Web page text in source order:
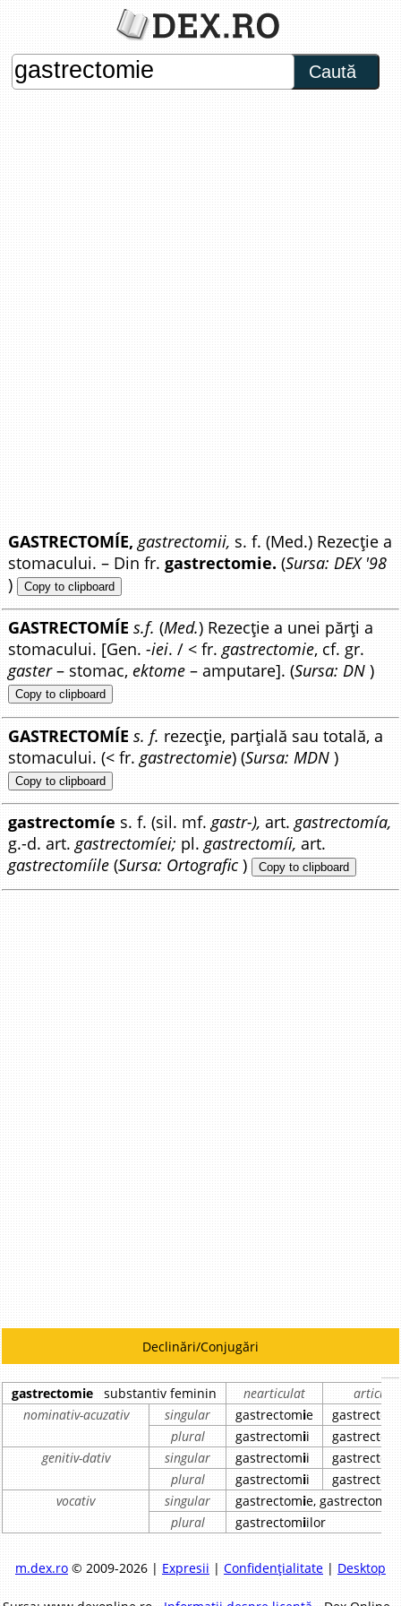
Caută
GASTRECTOMÍE, gastrectomii, s. f. (Med.) Rezecție a
stomacului. – Din fr.gastrectomie. (Sursa: DEX '98
) Copy to clipboard
GASTRECTOMÍE s.f. (Med.) Rezecție a unei părți a
stomacului. [Gen.-iei. / < fr.gastrectomie, cf. gr.
gaster– stomac,ektome – amputare]. (Sursa: DN )
Copy to clipboard
GASTRECTOMÍE s. f. rezecție, parțială sau totală, a
stomacului. (< fr.gastrectomie) (Sursa: MDN )
Copy to clipboard
gastrectomíe s. f. (sil. mf. gastr-),art. gastrectomía,
g.-d. art. gastrectomíei; pl. gastrectomíi,art.
gastrectomíile (Sursa: Ortografic ) Copy to clipboard
Declinări/Conjugări
gastrectomie substantiv feminin nearticulat
articulat
nominativ-acuzativ
singular gastrectomie gastrectom
plural
gastrectomii gastrectom
genitiv-dativ
singular gastrectomii gastrectom
plural
gastrectomii gastrectom
vocativ
singular gastrectomie, gastrectom
plural
gastrectomiilor
m.dex.ro© 2009-2026 | Expresii | Confidențialitate| Desktop